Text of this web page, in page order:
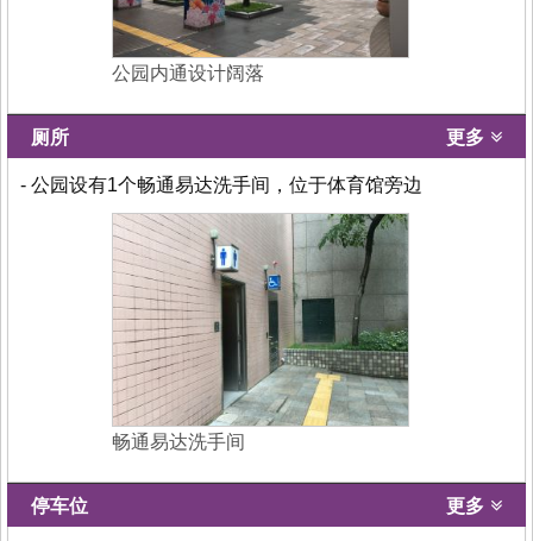
公园内通设计阔落
厕所 更多
- 公园设有1个畅通易达洗手间，位于体育馆旁边
畅通易达洗手间
停车位 更多